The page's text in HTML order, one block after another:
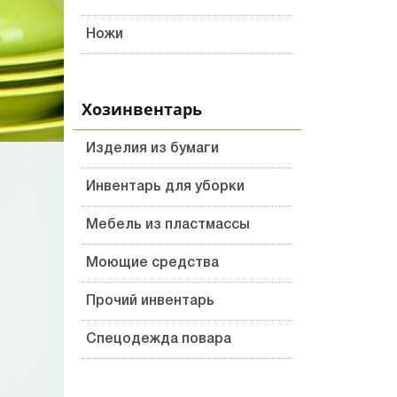
Ножи
Хозинвентарь
Изделия из бумаги
Инвентарь для уборки
Мебель из пластмассы
Моющие средства
Прочий инвентарь
Спецодежда повара